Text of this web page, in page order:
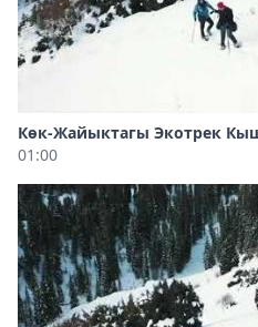
Көк-Жайыктагы Экотрек
01:00